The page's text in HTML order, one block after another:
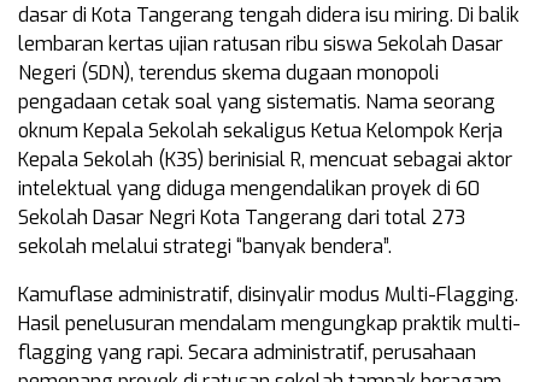
dasar di Kota Tangerang tengah didera isu miring. Di balik
lembaran kertas ujian ratusan ribu siswa Sekolah Dasar
Negeri (SDN), terendus skema dugaan monopoli
pengadaan cetak soal yang sistematis. Nama seorang
oknum Kepala Sekolah sekaligus Ketua Kelompok Kerja
Kepala Sekolah (K3S) berinisial R, mencuat sebagai aktor
intelektual yang diduga mengendalikan proyek di 60
Sekolah Dasar Negri Kota Tangerang dari total 273
sekolah melalui strategi “banyak bendera”.
Kamuflase administratif, disinyalir modus Multi-Flagging.
Hasil penelusuran mendalam mengungkap praktik multi-
flagging yang rapi. Secara administratif, perusahaan